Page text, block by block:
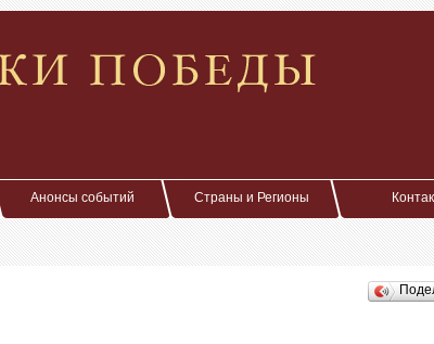
Анонсы событий Страны и Регионы